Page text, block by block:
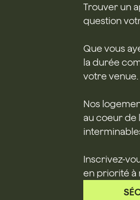
Trouver un
question
Que vous
la durée
votre venue.
Nos
au coeur de
Inscrivez-
en priorité à